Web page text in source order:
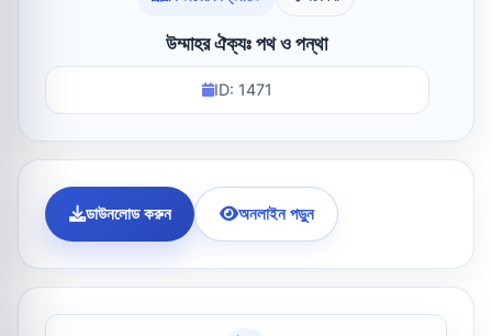
উম্মাহর ঐক্যঃ পথ ও পন্থা
ID: 1471
ডাউনলোড করুন অনলাইন পড়ুন